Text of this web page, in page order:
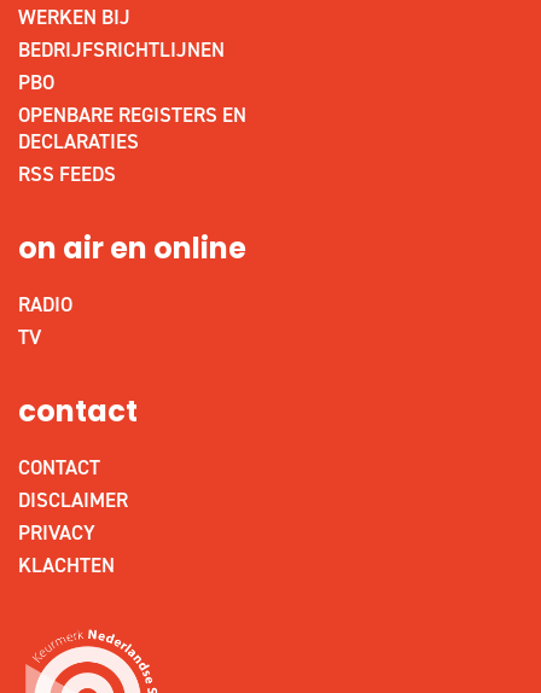
WERKEN BIJ
BEDRIJFSRICHTLIJNEN
PBO
OPENBARE REGISTERS EN
DECLARATIES
RSS FEEDS
on air en online
RADIO
TV
contact
CONTACT
DISCLAIMER
PRIVACY
KLACHTEN